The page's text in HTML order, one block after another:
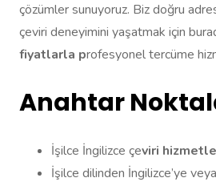
çözümler sunuyoruz. Biz doğru
çeviri deneyimini yaşatmak için
fiyatlarla profesyonel tercüme
Anahtar
İşilce İngilizce çeviri
İşilce dilinden İngilizce’ye